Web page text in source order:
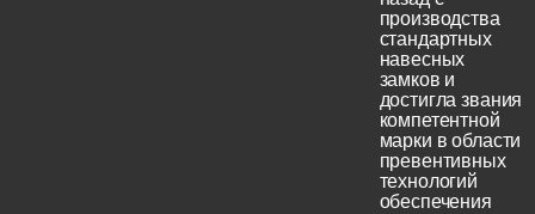
производства
стандартных
навесных
замков и
достигла звания
компетентной
марки в области
превентивных
технологий
обеспечения